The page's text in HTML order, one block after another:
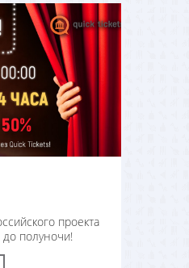
проекта
до полуночи!